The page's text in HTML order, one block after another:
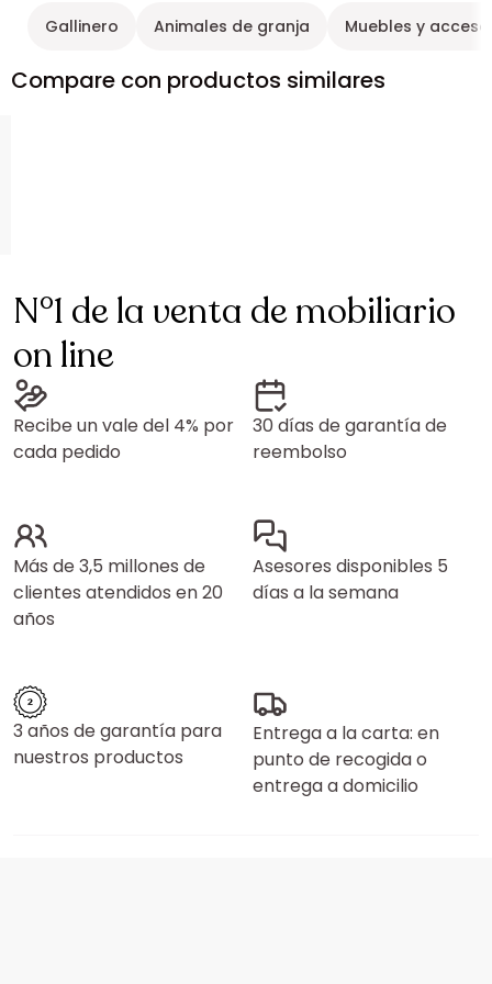
Gallinero Animales de granja Muebles y
Compare con productos similares
N°1 de la venta de mobiliario
on line
Recibe un vale del 4% por
cada pedido
30 días de garantía de
reembolso
Más de 3,5 millones de
clientes atendidos en 20
años
Asesores disponibles 5
días a la semana
3 años de garantía para
nuestros productos
Entrega a la carta: en
punto de recogida o
entrega a domicilio